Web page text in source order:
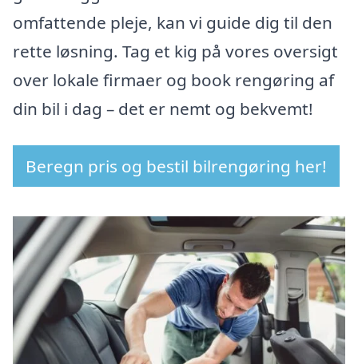
omfattende pleje, kan vi guide dig til den
rette løsning. Tag et kig på vores oversigt
over lokale firmaer og book rengøring af
din bil i dag – det er nemt og bekvemt!
Beregn pris og bestil bilrengøring her!